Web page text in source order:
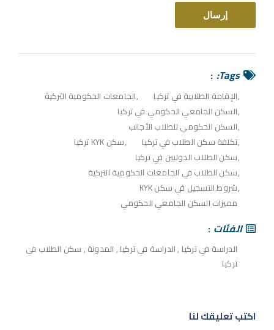
Tags:
الإقامة الطلابية في تركيا
الجامعات الحكومية التركية
السكن الجامعي الحكومي في تركيا
السكن الحكومي للطلاب الأجانب
تكلفة سكن الطلاب في تركيا
سكن KYK تركيا
سكن الطلاب الدوليين في تركيا
سكن الطلاب في الجامعات الحكومية التركية
شروط التسجيل في سكن KYK
مميزات السكن الجامعي الحكومي
الفئات
الدراسة في تركيا ,الدراسة في تركيا , المدونة , سكن الطلاب في
تركيا
اكتب تعليقك لنا